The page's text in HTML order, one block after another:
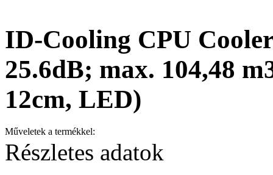
ID-Cooling CPU
25.6dB; max. 104,48
12cm, LED)
Műveletek a termékkel:
Részletes adatok